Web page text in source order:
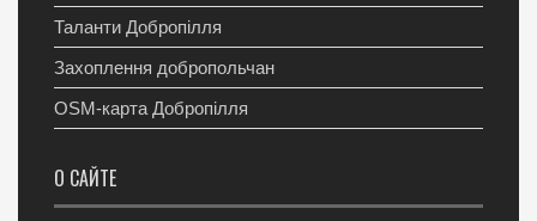
Таланти Добропілля
Захоплення добропольчан
OSM-карта Добропілля
О САЙТЕ